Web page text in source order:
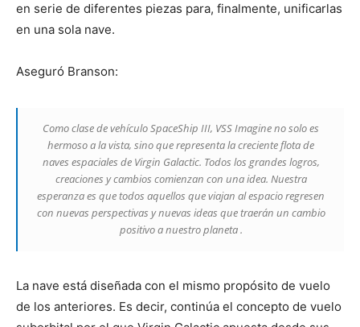
en serie de diferentes piezas para, finalmente, unificarlas
en una sola nave.
Aseguró Branson:
Como clase de vehículo SpaceShip III, VSS Imagine no solo es
hermoso a la vista, sino que representa la creciente flota de
naves espaciales de Virgin Galactic. Todos los grandes logros,
creaciones y cambios comienzan con una idea. Nuestra
esperanza es que todos aquellos que viajan al espacio regresen
con nuevas perspectivas y nuevas ideas que traerán un cambio
positivo a nuestro planeta .
La nave está diseñada con el mismo propósito de vuelo
de los anteriores. Es decir, continúa el concepto de vuelo